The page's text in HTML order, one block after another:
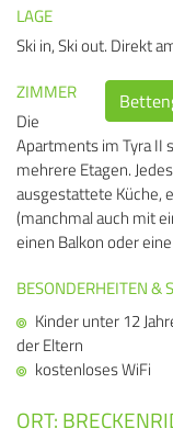
LAGE
Ski in, Ski out. Direkt
ZIMMER
Die
Apartments im Tyra II
mehrere Etagen.
ausgestattete Küche,
(manchmal auch mit
einen Balkon oder
BESONDERHEITEN &
Kinder unter 12
der Eltern
kostenloses WiFi
ORT: